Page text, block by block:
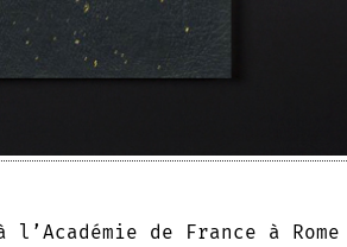
l’Académie de France à